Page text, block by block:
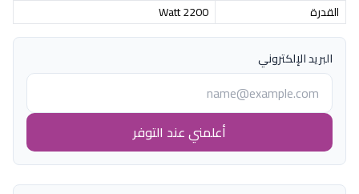
القدرة
2200 Watt
البريد الإلكتروني
أعلمني عند التوفر